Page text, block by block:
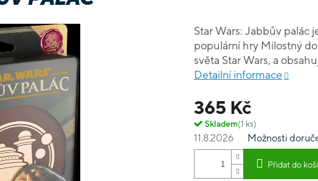
365 Kč
Skladem(1 ks)
11.8.2026 Možnosti
Přidat do
Star Wars: Jabbův palác
populární hry Milostný
světa Star Wars, a
Jabba. Hráči ve svém
které mění pdomínky
Detailní informace